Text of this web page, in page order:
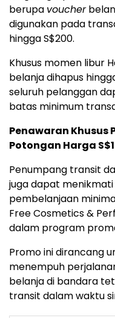
berupa voucher
digunakan pada
hingga S$200.
Khusus momen libur
belanja dihapus
seluruh pelanggan
batas minimum
Penawaran Khusus
Potongan Harga
Penumpang transit
juga dapat menikmati
pembelanjaan
Free Cosmetics &
dalam program
Promo ini dirancang
menempuh
belanja di bandara
transit dalam waktu